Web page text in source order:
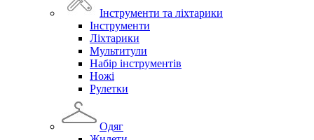
Інструменти та ліхтарики
Інструменти
Ліхтарики
Мультитули
Набір інструментів
Ножі
Рулетки
Одяг